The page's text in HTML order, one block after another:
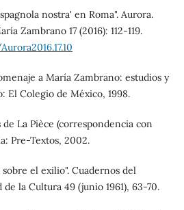
nostra' en Roma". Aurora.
Zambrano 17 (2016): 112-119.
a María Zambrano: estudios y
El Colegio de México, 1998.
La Pièce (correspondencia con
Pre-Textos, 2002.
el exilio". Cuadernos del
la Cultura 49 (junio 1961), 63-70.